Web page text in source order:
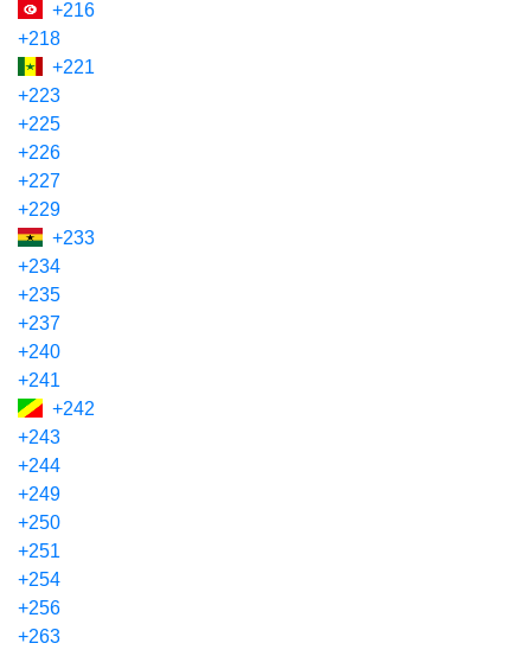
+216
+218
+221
+223
+225
+226
+227
+229
+233
+234
+235
+237
+240
+241
+242
+243
+244
+249
+250
+251
+254
+256
+263